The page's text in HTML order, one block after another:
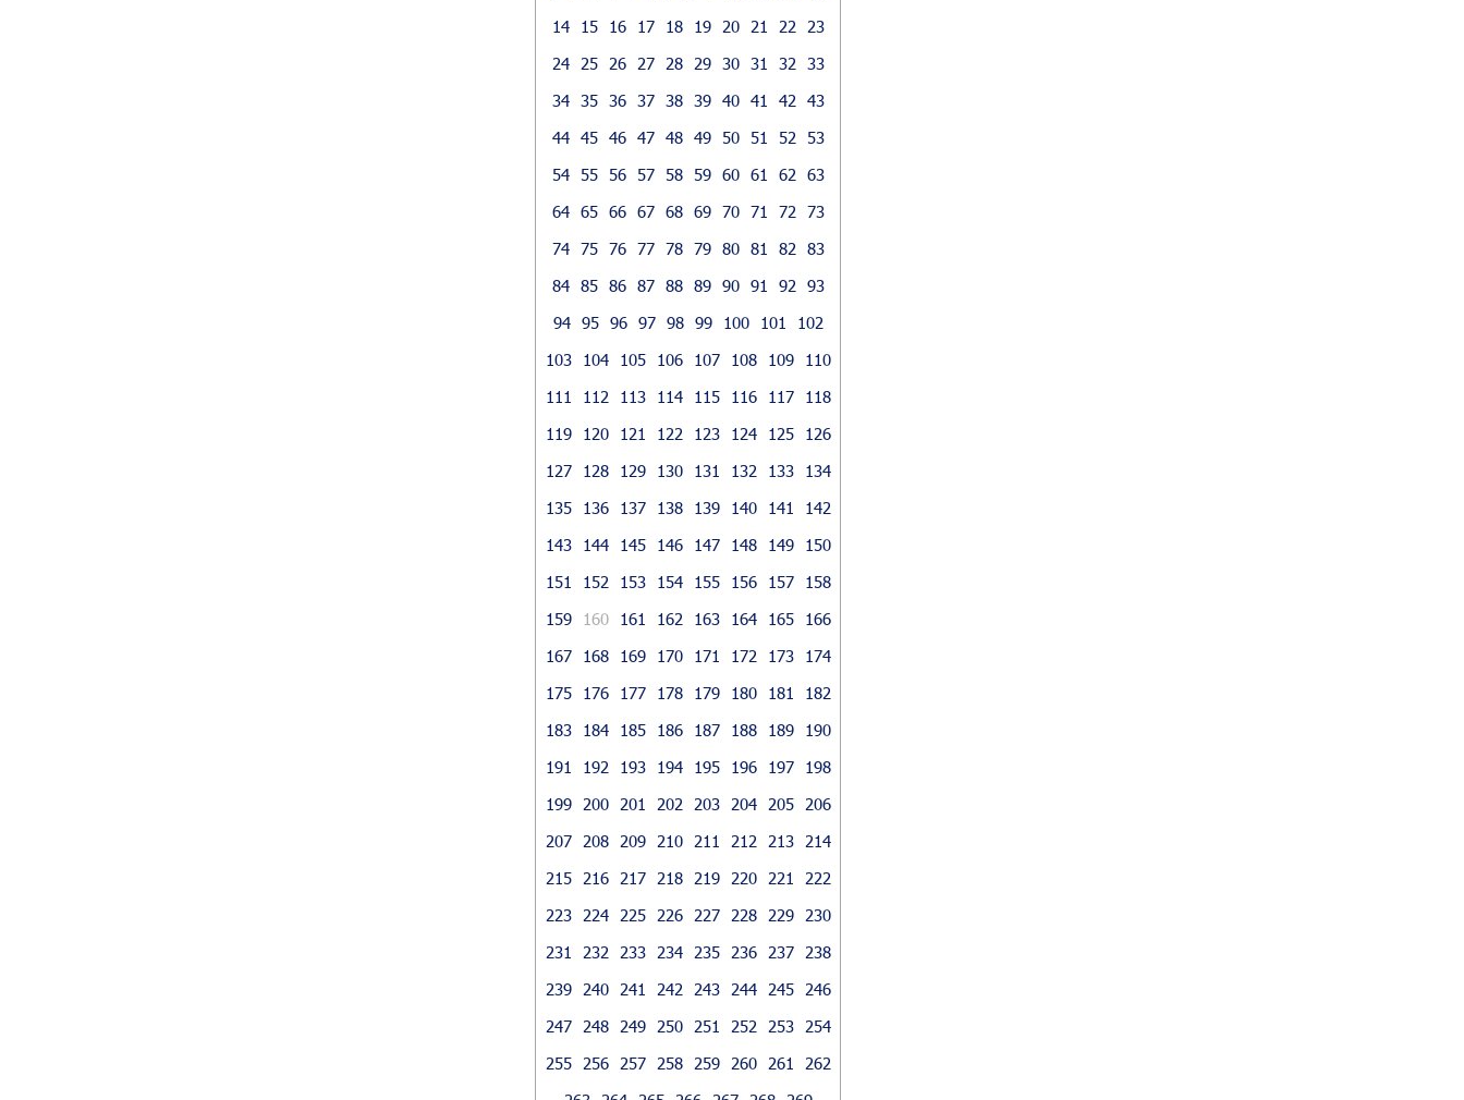
14
15 16 17 18 19 20 21 22
23
24
25 26 27 28 29 30 31 32
33
34 35 36 37 38 39 40 41 42
43
44 45 46 47 48 49 50 51 52
53
54 55 56 57 58 59 60 61 62
63
64 65 66 67 68 69 70 71 72
73
74 75 76 77 78 79 80 81 82
83
84 85 86 87 88 89 90 91 92
93
94 95 96 97 98 99 100 101
102
103
104 105 106 107 108 109
110
111
112 113 114 115 116 117
118
119
120 121 122 123 124 125
126
127
128 129 130 131 132 133
134
135
136 137 138 139 140 141
142
143
144 145 146 147 148 149
150
151
152 153 154 155 156 157
158
159
160 161 162 163 164 165
166
167
168 169 170 171 172 173
174
175
176 177 178 179 180 181
182
183
184 185 186 187 188 189
190
191
192 193 194 195 196 197
198
199
200 201 202 203 204 205
206
207
208 209 210 211 212 213
214
215
216 217 218 219 220 221
222
223
224 225 226 227 228 229
230
231
232 233 234 235 236 237
238
239
240 241 242 243 244 245
246
247
248 249 250 251 252 253
254
255
256 257 258 259 260 261
262